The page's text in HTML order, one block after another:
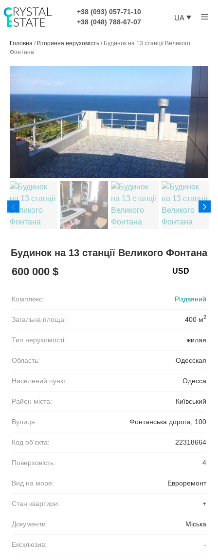
до
контенту
+38 (093) 057-71-10
+38 (048) 788-67-07
UA
Головна / Вторинна нерухомість / Будинок на 13 станції Великого
Фонтана
Будинок на 13 станції Великого Фонтана
600 000 $
Комплекс: Різдвяний
Загальна площа: 400 м2
Тип нерухомості: жилая
Область: Одесская
Населений пункт: Одесса
Район міста: Київський
Вулиця: Фонтанська дорога, 100
Код об'єкта: 22318664
Поверховість: 4
Вид на море: Евроремонт
Стан квартири: +
Документи: Міська
Ексклюзив: -